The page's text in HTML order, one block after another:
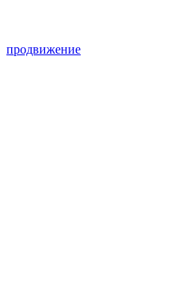
продвижение